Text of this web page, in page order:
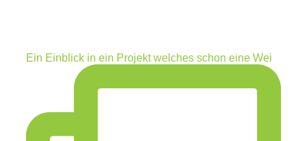
Ein Einblick in ein Projekt welches schon eine Wei